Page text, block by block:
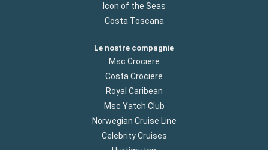
Icon of the Seas
Costa Toscana
Le nostre compagnie
Msc Crociere
Costa Crociere
Royal Caribean
Msc Yatch Club
Norwegian Cruise Line
Celebrity Cruises